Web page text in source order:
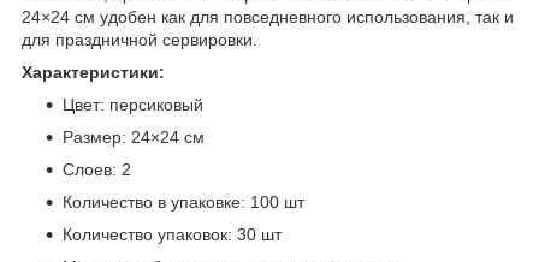
24×24 см удобен как для повседневного использования, так и
для праздничной сервировки.
Характеристики:
Цвет: персиковый
Размер: 24×24 см
Слоев: 2
Количество в упаковке: 100 шт
Количество упаковок: 30 шт